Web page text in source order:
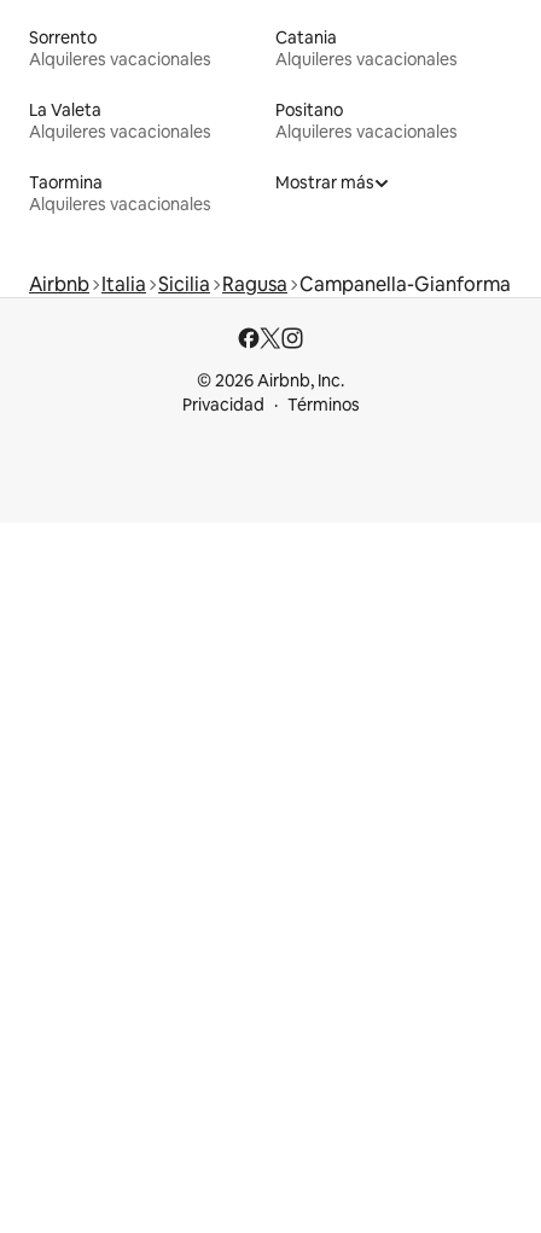
Sorrento
Alquileres vacacionales
Catania
Alquileres vacacionales
La Valeta
Alquileres vacacionales
Positano
Alquileres vacacionales
Taormina
Alquileres vacacionales
Mostrar más
Airbnb Italia Sicilia Ragusa Campanella-Gianforma
© 2026 Airbnb, Inc.
Privacidad
Términos